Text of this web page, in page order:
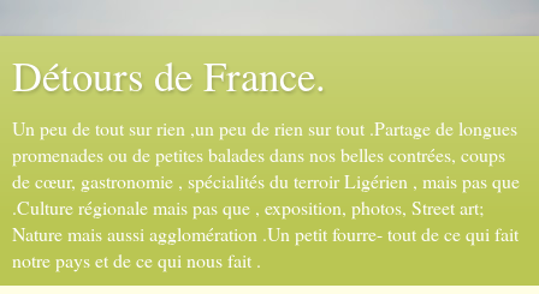
Détours de France.
Un peu de tout sur rien ,un peu de rien sur tout .Partage de longues
promenades ou de petites balades dans nos belles contrées, coups
de cœur, gastronomie , spécialités du terroir Ligérien , mais pas que
.Culture régionale mais pas que , exposition, photos, Street art;
Nature mais aussi agglomération .Un petit fourre- tout de ce qui fait
notre pays et de ce qui nous fait .